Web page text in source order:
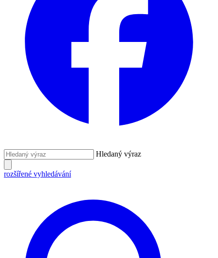
Hledaný výraz
rozšířené vyhledávání